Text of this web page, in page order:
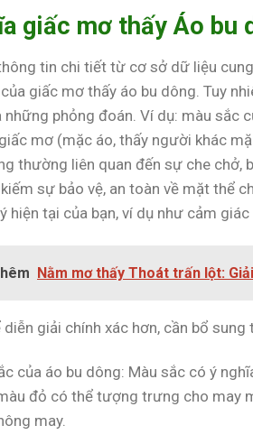
giấc mơ thấy Áo bu
tin chi tiết từ cơ sở dữ liệu
giấc mơ thấy áo bu dông. Tuy
phỏng đoán. Ví dụ: màu sắc
mơ (mặc áo, thấy người khác
thường liên quan đến sự che chở,
sự bảo vệ, an toàn về mặt thể
hiện tại của bạn, ví dụ như cảm
Nằm mơ thấy Thoát trấn lột:
giải chính xác hơn, cần bổ
của áo bu dông: Màu sắc có ý
đỏ có thể tượng trưng cho may
may.